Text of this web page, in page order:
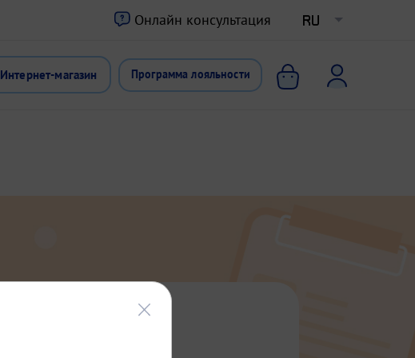
Онлайн консультация RU
Интернет-магазин Программа лояльности